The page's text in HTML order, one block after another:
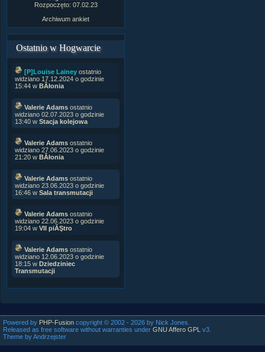
Rozpoczęto: 07.02.23
Archiwum ankiet
Ostatnio w Hogwarcie
[P]Louise Lainey ostatnio
widziano 17.12.2024 o godzinie
15:44 w BÂłonia
Valerie Adams ostatnio
widziano 02.07.2023 o godzinie
13:40 w Stacja kolejowa
Valerie Adams ostatnio
widziano 27.06.2023 o godzinie
21:20 w BÂłonia
Valerie Adams ostatnio
widziano 23.06.2023 o godzinie
16:46 w Sala transmutacji
Valerie Adams ostatnio
widziano 22.06.2023 o godzinie
19:04 w VII piĂŞtro
Valerie Adams ostatnio
widziano 12.06.2023 o godzinie
18:15 w Dziedziniec
Transmutacji
Powered by PHP-Fusion copyright © 2002 - 2026 by Nick Jones.
Released as free software without warranties under GNU Affero GPL
v3.
Theme by Andrzejster